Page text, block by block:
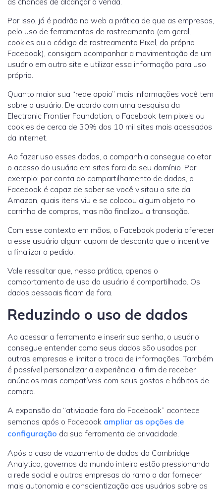
Por isso, já é padrão na web a prática de que as empresas,
pelo uso de ferramentas de rastreamento (em geral,
cookies ou o código de rastreamento Pixel, do próprio
Facebook), consigam acompanhar a movimentação de um
usuário em outro site e utilizar essa informação para uso
próprio.
Quanto maior sua “rede apoio” mais informações você tem
sobre o usuário. De acordo com uma pesquisa da
Electronic Frontier Foundation, o Facebook tem pixels ou
cookies de cerca de 30% dos 10 mil sites mais acessados
da internet.
Ao fazer uso esses dados, a companhia consegue coletar
o acesso do usuário em sites fora do seu domínio. Por
exemplo: por conta do compartilhamento de dados, o
Facebook é capaz de saber se você visitou o site da
Amazon, quais itens viu e se colocou algum objeto no
carrinho de compras, mas não finalizou a transação.
Com esse contexto em mãos, o Facebook poderia oferecer
a esse usuário algum cupom de desconto que o incentive
a finalizar o pedido.
Vale ressaltar que, nessa prática, apenas o
comportamento de uso do usuário é compartilhado. Os
dados pessoais ficam de fora.
Reduzindo o uso de dados
Ao acessar a ferramenta e inserir sua senha, o usuário
consegue entender como seus dados são usados por
outras empresas e limitar a troca de informações. Também
é possível personalizar a experiência, a fim de receber
anúncios mais compatíveis com seus gostos e hábitos de
compra.
A expansão da “atividade fora do Facebook” acontece
semanas após o Facebook ampliar as opções de
configuração da sua ferramenta de privacidade.
Após o caso de vazamento de dados da Cambridge
Analytica, governos do mundo inteiro estão pressionando
a rede social e outras empresas do ramo a dar fornecer
mais autonomia e conscientização aos usuários sobre os